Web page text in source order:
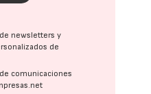
newsletters y
de
comunicaciones